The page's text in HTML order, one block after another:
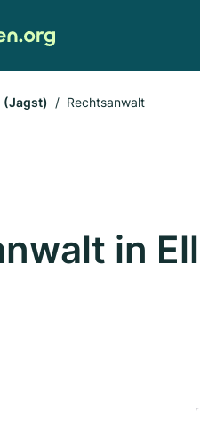
(Jagst) Rechtsanwalt
in